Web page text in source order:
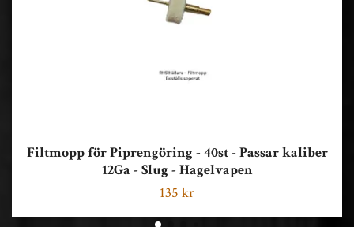
Filtmopp för Piprengöring - 40st - Passar kaliber
12Ga - Slug - Hagelvapen
135 kr